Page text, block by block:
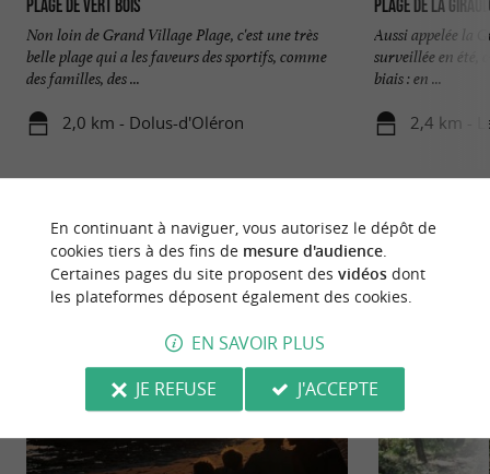
Plage de Vert Bois
Non loin de Grand Village Plage, c'est une très
belle plage qui a les faveurs des sportifs, comme
des familles, des ...
2,0 km - Dolus-d'Oléron
Plage de la
Aussi appelée la
surveillée en été,
biais : en ...
2,4 km -
NOUS AVONS TESTÉPOUR VOUS
En continuant à naviguer, vous autorisez le dépôt de
cookies tiers à des fins de mesure d'audience.
Certaines pages du site proposent des vidéosdont
les plateformes déposent également des cookies.
EN SAVOIR PLUS
JE REFUSE
J'ACCEPTE